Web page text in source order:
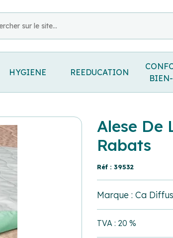
HYGIENE REEDUCATION
Alese De
Rabats
Réf : 39532
Marque : Ca
TVA : 20 %